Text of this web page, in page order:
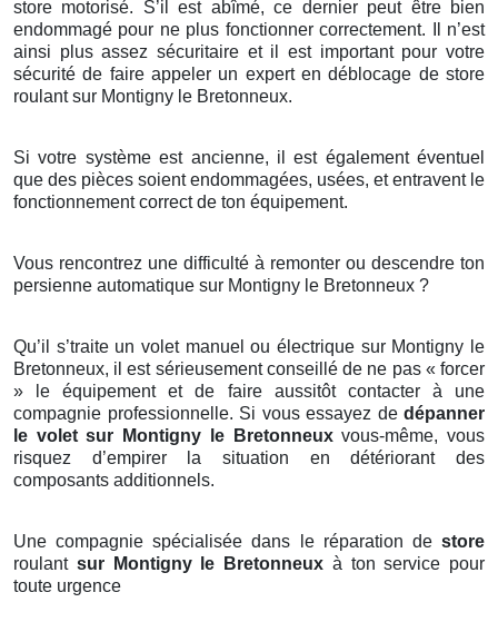
store motorisé. S’il est abîmé, ce dernier peut être bien
endommagé pour ne plus fonctionner correctement. Il n’est
ainsi plus assez sécuritaire et il est important pour votre
sécurité de faire appeler un expert en déblocage de store
roulant sur Montigny le Bretonneux.
Si votre système est ancienne, il est également éventuel
que des pièces soient endommagées, usées, et entravent le
fonctionnement correct de ton équipement.
Vous rencontrez une difficulté à remonter ou descendre ton
persienne automatique sur Montigny le Bretonneux ?
Qu’il s’traite un volet manuel ou électrique sur Montigny le
Bretonneux, il est sérieusement conseillé de ne pas « forcer
» le équipement et de faire aussitôt contacter à une
compagnie professionnelle. Si vous essayez de dépanner
le volet sur Montigny le Bretonneuxvous-même, vous
risquez d’empirer la situation en détériorant des
composants additionnels.
Une compagnie spécialisée dans le réparation de store
roulant sur Montigny le Bretonneux à ton service pour
toute urgence